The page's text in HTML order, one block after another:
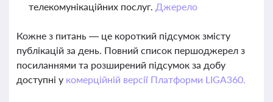
телекомунікаційних послуг. Джерело
Кожне з питань — це короткий підсумок змісту
публікацій за день. Повний список першоджерел з
посиланнями та розширений підсумок за добу
доступні у комерційній версії Платформи LIGA360.